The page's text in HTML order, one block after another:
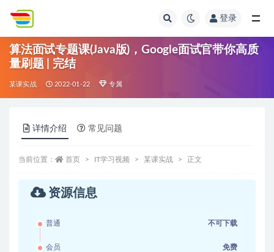
登录
算法面试专题课(Java版)，Google面试官带你高质
量刷题 | 完结
某课实战 2022-01-22 专属
详情介绍 常见问题
当前位置： 首页 IT学习视频 某课实战 正文
资源信息
普通 不可下载
会员 免费